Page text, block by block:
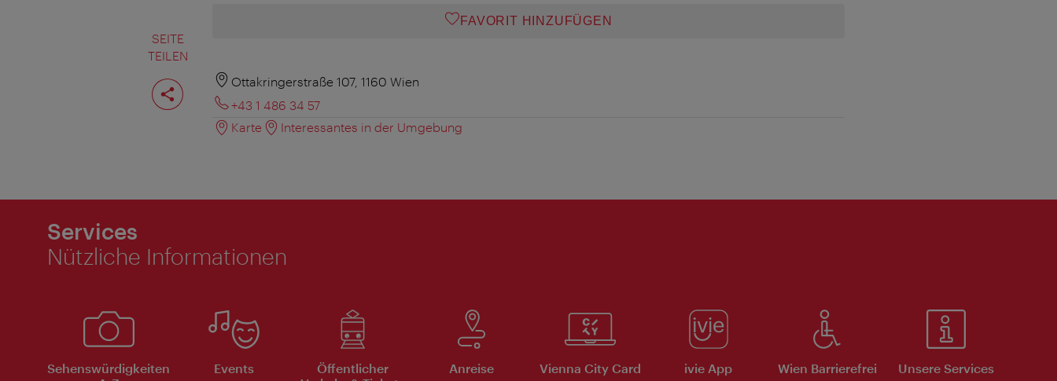
SEITE
TEILEN
Seite
teilen
FAVORIT HINZUFÜGEN
Ottakringerstraße 107, 1160 Wien
+43 1 486 34 57
Karte
Interessantes in der Umgebung
Services
Nützliche Informationen
Sehenswürdigkeiten
Events
Öffentlicher
Anreise Vienna City Card ivie App Wien Barrierefrei Unsere Services